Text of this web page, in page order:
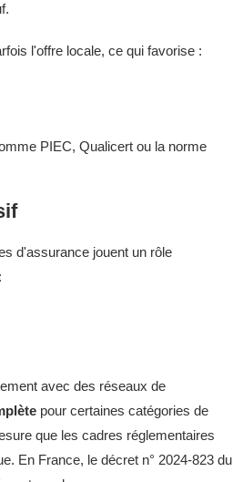
l'offre locale, ce qui favorise :
PIEC, Qualicert ou la norme
d'assurance jouent un rôle
avec des réseaux de
pour certaines catégories de
que les cadres réglementaires
En France, le décret n° 2024-823 du